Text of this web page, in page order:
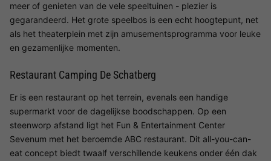
meer of genieten van de vele speeltuinen - plezier is
gegarandeerd. Het grote speelbos is een echt hoogtepunt, net
als het theaterplein met zijn amusementsprogramma voor leuke
en gezamenlijke momenten.
Restaurant Camping De Schatberg
Er is een restaurant op het terrein, evenals een handige
supermarkt voor de dagelijkse boodschappen. Op een
steenworp afstand ligt het Fun & Entertainment Center
Sevenum met het beroemde ABC restaurant. Dit all-you-can-
eat concept biedt twaalf verschillende keukens onder één dak